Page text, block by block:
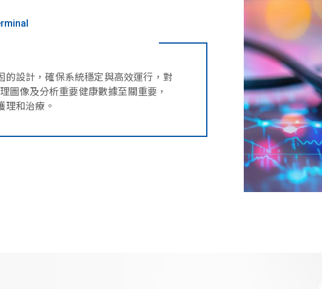
的設計，確保系統穩定與高效運行，對
圖像及分析重要健康數據至關重要，
和治療。